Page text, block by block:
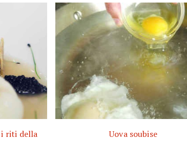
i riti della
Uova soubise